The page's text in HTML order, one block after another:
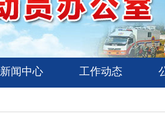
新闻中心 工作动态